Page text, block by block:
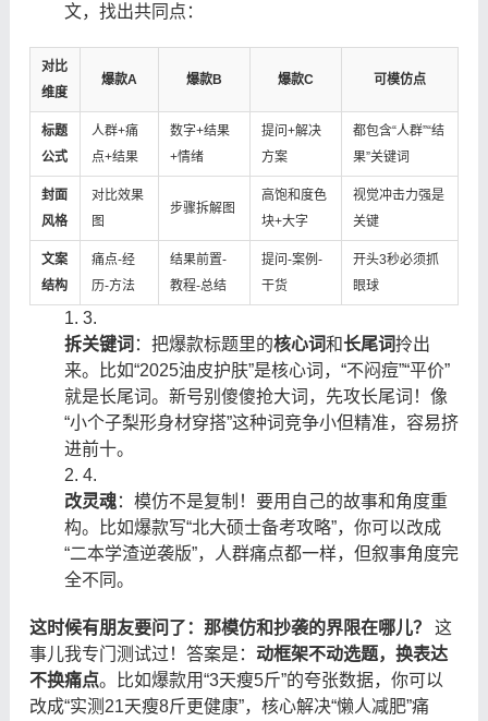
文，找出共同点：
对比
维度
爆款A 爆款B 爆款C 可模仿点
标题
公式
人群+痛
点+结果
数字+结果
+情绪
提问+解决
方案
都包含“人群”“结
果”关键词
封面
风格
对比效果
图
步骤拆解图
高饱和度色
块+大字
视觉冲击力强是
关键
文案
结构
痛点-经
历-方法
结果前置-
教程-总结
提问-案例-
干货
开头3秒必须抓
眼球
3.
拆关键词 ：把爆款标题里的核心词和长尾词拎出
来。比如“2025油皮护肤”是核心词，“不闷痘”“平价”
就是长尾词。新号别傻傻抢大词，先攻长尾词！像
“小个子梨形身材穿搭”这种词竞争小但精准，容易挤
进前十。
4.
改灵魂：模仿不是复制！要用自己的故事和角度重
构。比如爆款写“北大硕士备考攻略”，你可以改成
“二本学渣逆袭版”，人群痛点都一样，但叙事角度完
全不同。
这时候有朋友要问了：那模仿和抄袭的界限在哪儿？
​ 这
事儿我专门测试过！答案是： 动框架不动选题，换表达
不换痛点。比如爆款用“3天瘦5斤”的夸张数据，你可以
改成“实测21天瘦8斤更健康”，核心解决“懒人减肥”痛